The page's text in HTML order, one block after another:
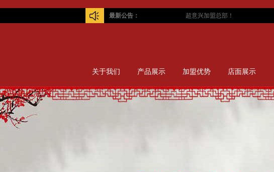
最新公告： 超意兴加盟总部！
关于我们 产品展示 加盟优势 店面展示